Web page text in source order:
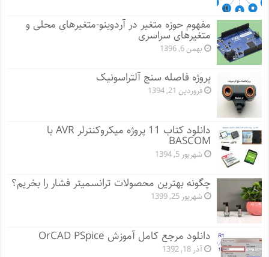
مفهوم حوزه متغیر در آردوینو-متغیرهای محلی و
متغیرهای سراسری
بهمن 6, 1396
پروژه فاصله سنج آلتراسونیک
فروردین 21, 1394
دانلود کتاب 11 پروژه میکروکنترلر AVR با
BASCOM
شهریور 5, 1394
چگونه بهترین محصولات ترانسمیتر فشار را بخریم؟
شهریور 25, 1399
دانلود مرجع کامل آموزش OrCAD PSpice
آذر 18, 1392